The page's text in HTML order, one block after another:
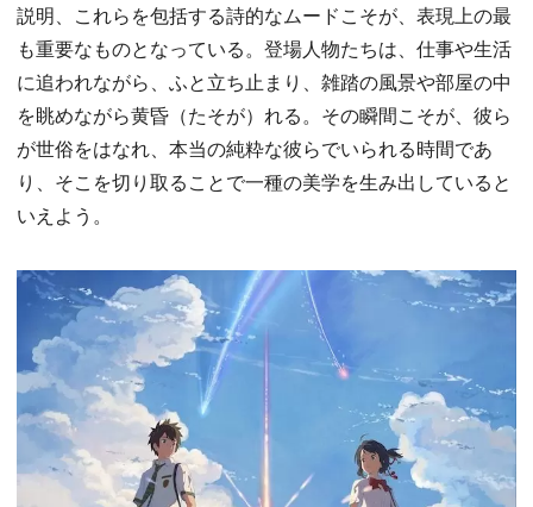
説明、これらを包括する詩的なムードこそが、表現上の最
も重要なものとなっている。登場人物たちは、仕事や生活
に追われながら、ふと立ち止まり、雑踏の風景や部屋の中
を眺めながら黄昏（たそが）れる。その瞬間こそが、彼ら
が世俗をはなれ、本当の純粋な彼らでいられる時間であ
り、そこを切り取ることで一種の美学を生み出していると
いえよう。